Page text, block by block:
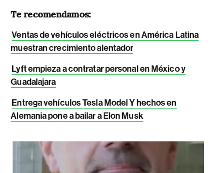
Te recomendamos:
Ventas de vehículos eléctricos en América Latina
muestran crecimiento alentador
Lyft empieza a contratar personal en México y
Guadalajara
Entrega vehículos Tesla Model Y hechos en
Alemania pone a bailar a Elon Musk